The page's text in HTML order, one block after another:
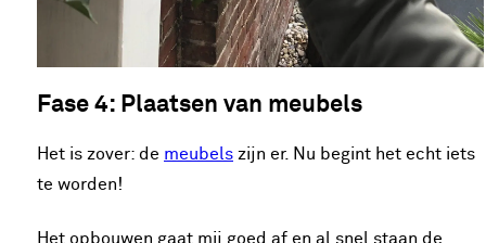
Fase 4: Plaatsen van meubels
Het is zover: de meubels zijn er. Nu begint het echt iets
te worden!
Het opbouwen gaat mij goed af en al snel staan de